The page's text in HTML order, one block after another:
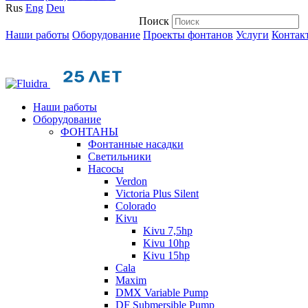
Rus Eng Deu
Поиск
Наши работы Оборудование Проекты фонтанов Услуги
Наши работы
Оборудование
ФОНТАНЫ
Фонтанные насадки
Cветильники
Насосы
Verdon
Victoria Plus Silent
Colorado
Kivu
Kivu 7,5hp
Kivu 10hp
Kivu 15hp
Cala
Maxim
DMX Variable Pump
DF Submersible Pump